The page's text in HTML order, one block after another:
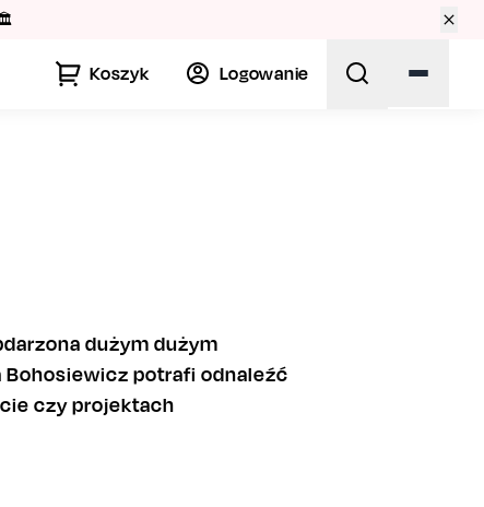
Koszyk Logowanie
dużym dużym
potrafi odnaleźć
czy projektach